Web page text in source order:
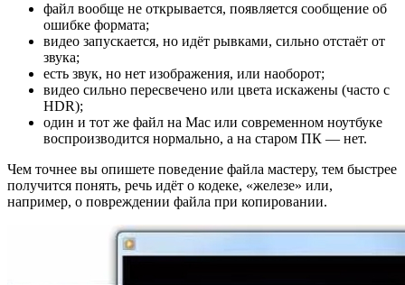
файл вообще не открывается, появляется сообщение об
ошибке формата;
видео запускается, но идёт рывками, сильно отстаёт от
звука;
есть звук, но нет изображения, или наоборот;
видео сильно пересвечено или цвета искажены (часто с
HDR);
один и тот же файл на Mac или современном ноутбуке
воспроизводится нормально, а на старом ПК — нет.
Чем точнее вы опишете поведение файла мастеру, тем быстрее
получится понять, речь идёт о кодеке, «железе» или,
например, о повреждении файла при копировании.